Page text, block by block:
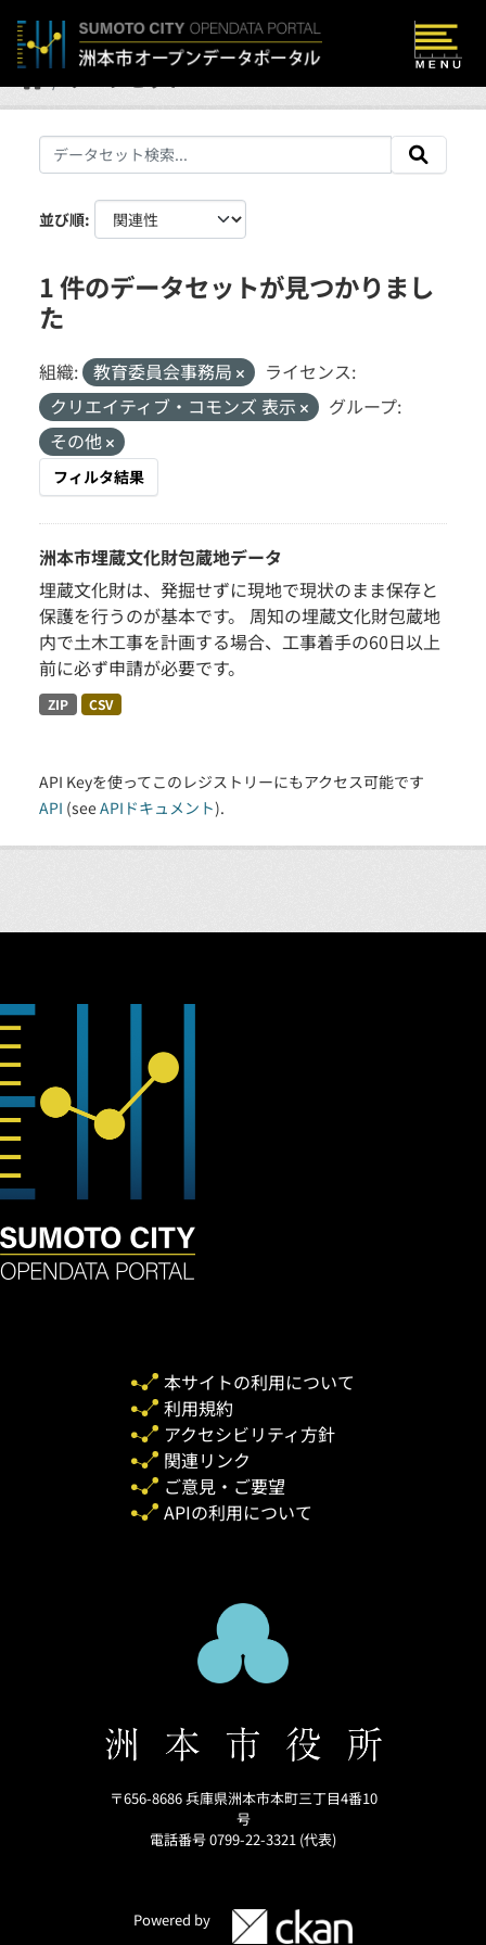
並び順
1 件のデータセットが見つかりまし
た
組織: 教育委員会事務局
ライセンス:
クリエイティブ・コモンズ 表示
グループ:
その他
フィルタ結果
洲本市埋蔵文化財包蔵地データ
埋蔵文化財は、発掘せずに現地で現状のまま保存と
保護を行うのが基本です。 周知の埋蔵文化財包蔵地
内で土木工事を計画する場合、工事着手の60日以上
前に必ず申請が必要です。
ZIP CSV
API Keyを使ってこのレジストリーにもアクセス可能です
API (seeAPIドキュメント).
本サイトの利用について
利用規約
アクセシビリティ方針
関連リンク
ご意見・ご要望
APIの利用について
〒656-8686 兵庫県洲本市本町三丁目4番10
号
電話番号 0799-22-3321 (代表)
Powered by